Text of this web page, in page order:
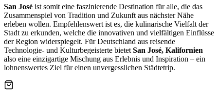
San José ist somit eine faszinierende Destination für alle, die das
Zusammenspiel von Tradition und Zukunft aus nächster Nähe
erleben wollen. Empfehlenswert ist es, die kulinarische Vielfalt der
Stadt zu erkunden, welche die innovativen und vielfältigen Einflüsse
der Region widerspiegelt. Für Deutschland aus reisende
Technologie- und Kulturbegeisterte bietet San José, Kalifornien
also eine einzigartige Mischung aus Erlebnis und Inspiration – ein
lohnenswertes Ziel für einen unvergesslichen Städtetrip.